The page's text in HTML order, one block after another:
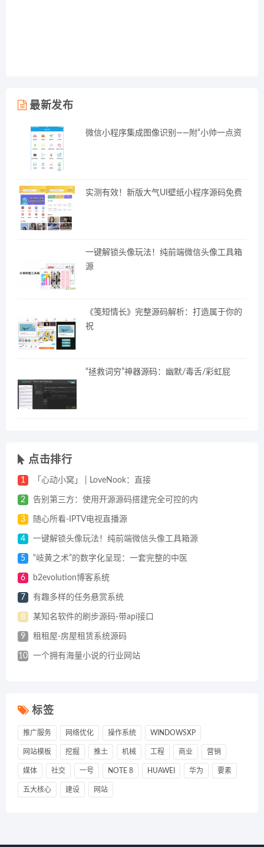
最新发布
微信小程序集成图像识别——附“小帅一点资
实测有效！新版大气UI壁纸小程序源码免费
一键解锁头像玩法！纯前端微信头像工具箱
源
《笺短情长》完整源码解析：打造属于你的
祝
“拯救词穷”神器源码：幽默/毒舌/彩虹屁
点击排行
1 「心动小窝」 | LoveNook：直接
2 告别第三方：使用开源源码搭建完全可控的内
3 随心所看-IPTV电视直播源
4 一键解锁头像玩法！纯前端微信头像工具箱源
5 “岐黄之术”的数字化呈现：一套完整的中医
6 b2evolution博客系统
7 有趣多样的任务悬赏系统
8 某知名软件的刷步源码-带api接口
9 租租屋-房屋租赁系统源码
10 一个拥有海量小说的行业网站
标签
推广服务 网络优化 操作系统 WINDOWSXP
网站模板 挖掘 推土 机械 工程 商业 营销
媒体 社交 一号 NOTE 8 HUAWEI 华为 要素
五大核心 建设 网站